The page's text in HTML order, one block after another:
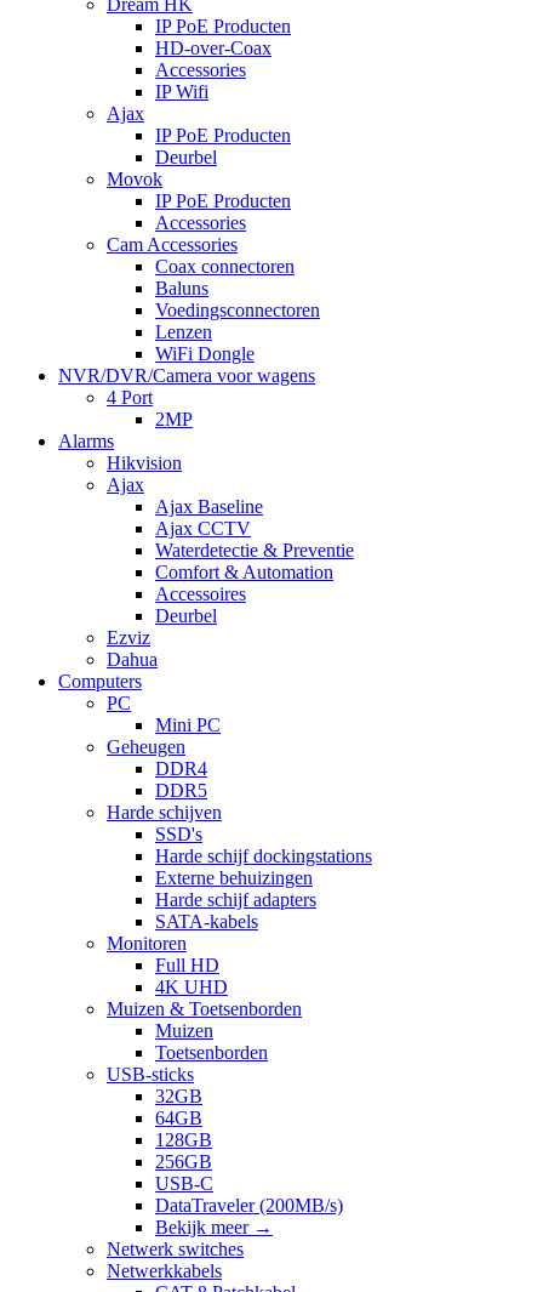
Dream HK
IP PoE Producten
HD-over-Coax
Accessories
IP Wifi
Ajax
IP PoE Producten
Deurbel
Movok
IP PoE Producten
Accessories
Cam Accessories
Coax connectoren
Baluns
Voedingsconnectoren
Lenzen
WiFi Dongle
NVR/DVR/Camera voor wagens
4 Port
2MP
Alarms
Hikvision
Ajax
Ajax Baseline
Ajax CCTV
Waterdetectie & Preventie
Comfort & Automation
Accessoires
Deurbel
Ezviz
Dahua
Computers
PC
Mini PC
Geheugen
DDR4
DDR5
Harde schijven
SSD's
Harde schijf dockingstations
Externe behuizingen
Harde schijf adapters
SATA-kabels
Monitoren
Full HD
4K UHD
Muizen & Toetsenborden
Muizen
Toetsenborden
USB-sticks
32GB
64GB
128GB
256GB
USB-C
DataTraveler (200MB/s)
Bekijk meer →
Netwerk switches
Netwerkkabels